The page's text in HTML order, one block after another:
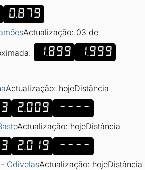
0.879
Actualização: 03 de
1.899
1.999
Actualização: hojeDistância
2.009 ----
Actualização: hojeDistância
2.019 ----
OdivelasActualização: hojeDistância